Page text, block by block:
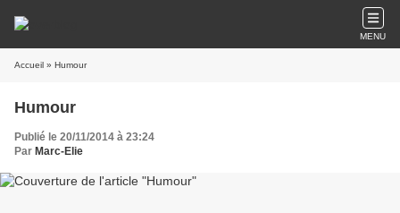
MENU
Accueil » Humour
Humour
Publié le 20/11/2014 à 23:24
Par Marc-Elie